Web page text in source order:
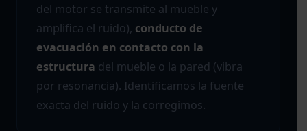
del motor se transmite al mueble y
amplifica el ruido), conducto de
evacuación en contacto con la
estructura del mueble o la pared (vibra
por resonancia). Identificamos la fuente
exacta del ruido y la corregimos.